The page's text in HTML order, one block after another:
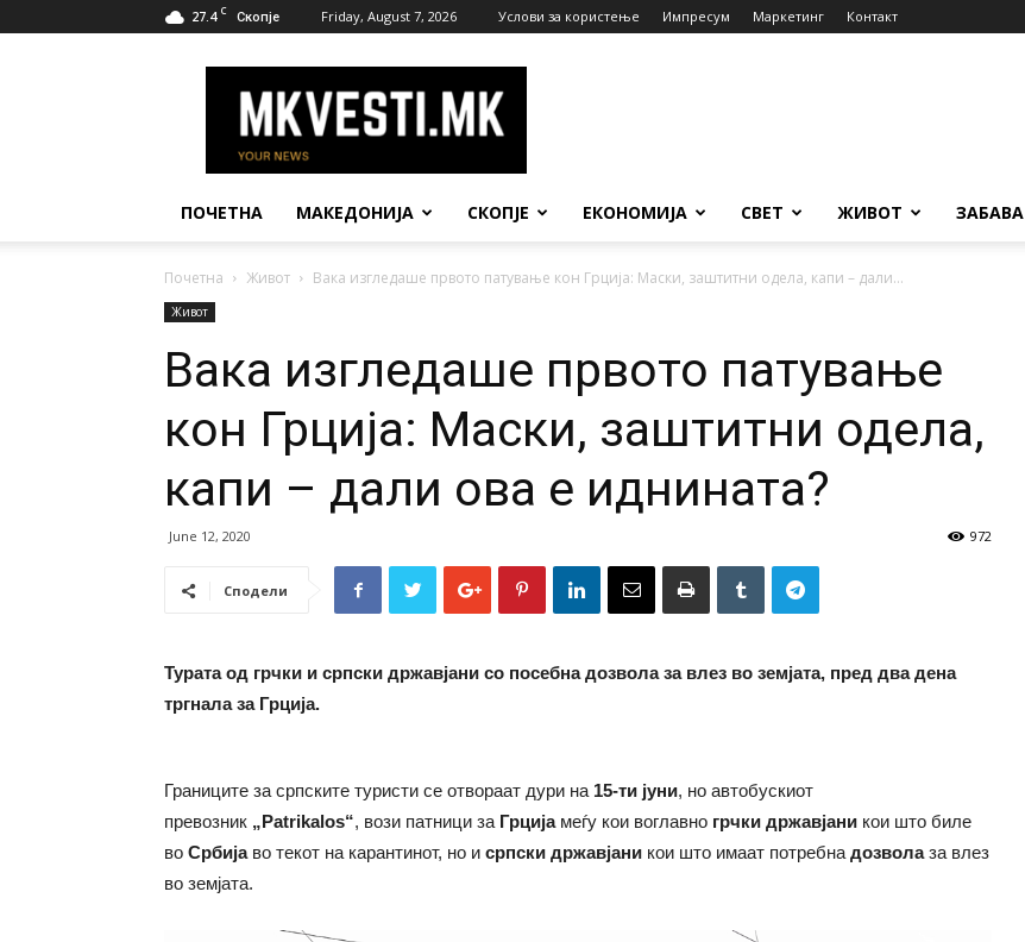
27.4 C Скопје Friday, August 7, 2026 Услови за користење Импресум Маркетинг Контакт
Вести
ПОЧЕТНА МАКЕДОНИЈА СКОПЈЕ ЕКОНОМИЈА СВЕТ ЖИВОТ ЗАБАВА
Почетна Живот Вака изгледаше првото патување кон Грција: Маски, заштитни одела, капи – дали...
Живот
Вака изгледаше првото патување
кон Грција: Маски, заштитни одела,
капи – дали ова е иднината?
June 12, 2020 972
Сподели
Турата од грчки и српски државјани со посебна дозвола за влез во земјата, пред два дена
тргнала за Грција.
Границите за српските туристи се отвораат дури на 15-ти јуни, но автобускиот
превозник „Patrikalos“, вози патници за Грција меѓу кои воглавно грчки државјани кои што биле
во Србија во текот на карантинот, но и српски државјани кои што имаат потребна дозволаза влез
во земјата.